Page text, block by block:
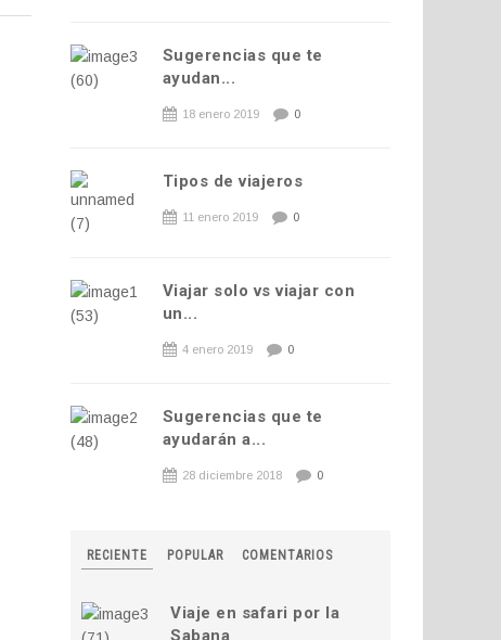
Sugerencias que te
ayudan...
18 enero 2019 0
Tipos de viajeros
11 enero 2019 0
Viajar solo vs viajar con
un...
4 enero 2019 0
Sugerencias que te
ayudarán a...
28 diciembre 2018 0
RECIENTE POPULAR COMENTARIOS
Viaje en safari por la
Sabana